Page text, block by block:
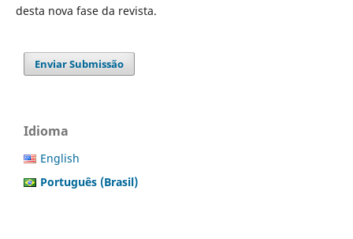
desta nova fase da revista.
Enviar Submissão
Idioma
English
Português (Brasil)